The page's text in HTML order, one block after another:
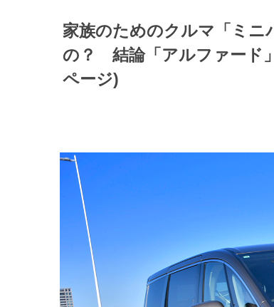
家族のためのクルマ「ミ
の？ 結論「アルファード
ページ)